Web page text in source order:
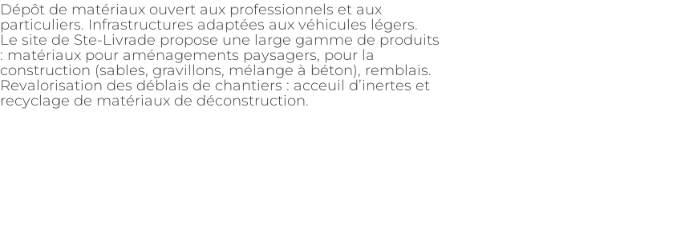
Dépôt de matériaux ouvert aux professionnels et aux
particuliers. Infrastructures adaptées aux véhicules légers.
Le site de Ste-Livrade propose une large gamme de produits
: matériaux pour aménagements paysagers, pour la
construction (sables, gravillons, mélange à béton), remblais.
Revalorisation des déblais de chantiers : acceuil d’inertes et
recyclage de matériaux de déconstruction.